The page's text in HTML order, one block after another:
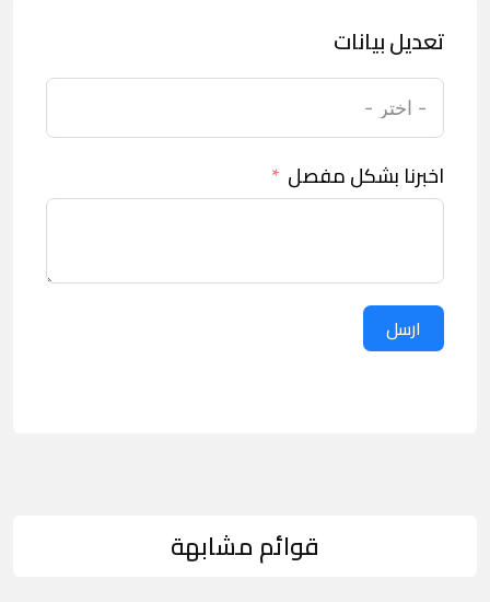
تعديل بيانات
اخبرنا بشكل مفصل
ارسل
قوائم مشابهة